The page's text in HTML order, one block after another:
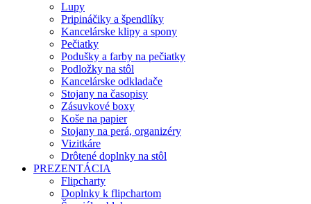
Lupy
Pripináčiky a špendlíky
Kancelárske klipy a spony
Pečiatky
Podušky a farby na pečiatky
Podložky na stôl
Kancelárske odkladače
Stojany na časopisy
Zásuvkové boxy
Koše na papier
Stojany na perá, organizéry
Vizitkáre
Drôtené doplnky na stôl
PREZENTÁCIA
Flipcharty
Doplnky k flipchartom